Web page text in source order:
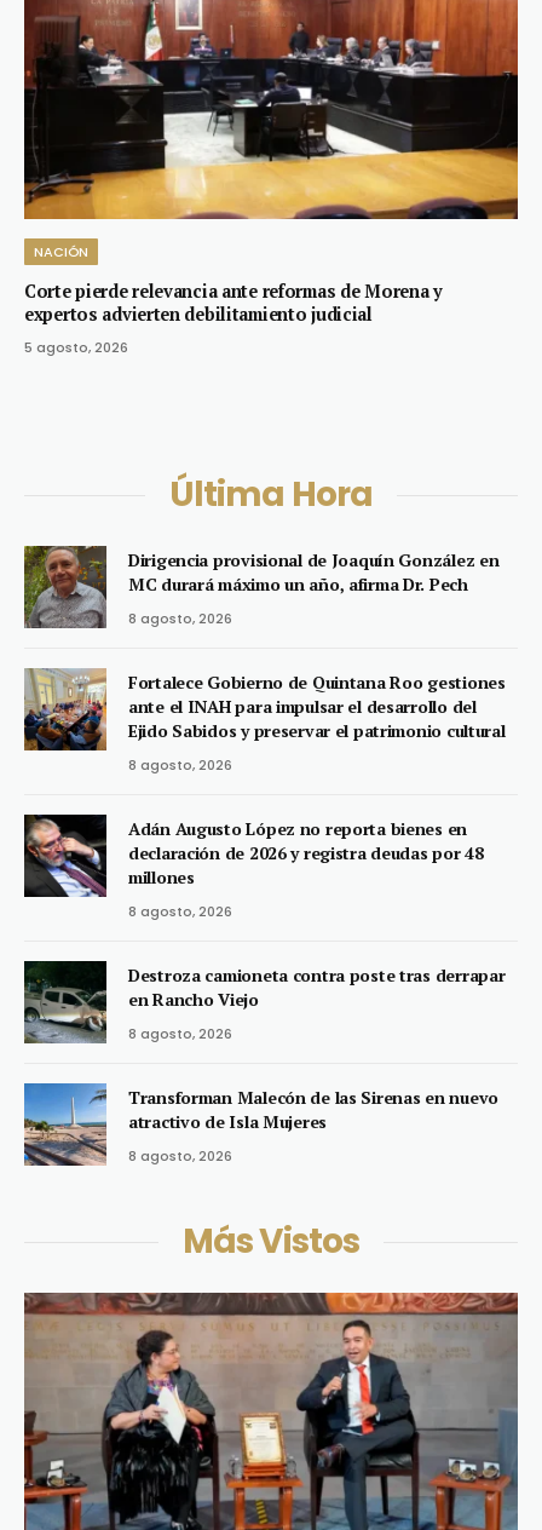
NACIÓN
Corte pierde relevancia ante reformas de Morena y
expertos advierten debilitamiento judicial
5 agosto, 2026
Última Hora
Dirigencia provisional de Joaquín González en
MC durará máximo un año, afirma Dr. Pech
8 agosto, 2026
Fortalece Gobierno de Quintana Roo gestiones
ante el INAH para impulsar el desarrollo del
Ejido Sabidos y preservar el patrimonio cultural
8 agosto, 2026
Adán Augusto López no reporta bienes en
declaración de 2026 y registra deudas por 48
millones
8 agosto, 2026
Destroza camioneta contra poste tras derrapar
en Rancho Viejo
8 agosto, 2026
Transforman Malecón de las Sirenas en nuevo
atractivo de Isla Mujeres
8 agosto, 2026
Más Vistos